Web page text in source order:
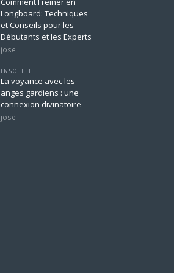
Longboard: Techniques
et Conseils pour les
Débutants et les Experts
jose
INSOLITE
La voyance avec les
anges gardiens : une
connexion divinatoire
jose